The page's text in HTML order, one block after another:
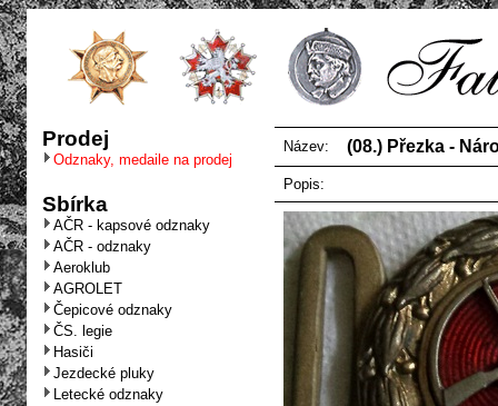
Prodej
Odznaky, medaile na prodej
Sbírka
AČR - kapsové odznaky
AČR - odznaky
Aeroklub
AGROLET
Čepicové odznaky
ČS. legie
Hasiči
Jezdecké pluky
Letecké odznaky
Název: (08.) Přezka -
Popis: